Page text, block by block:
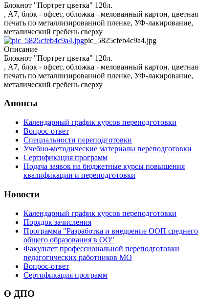
Блокнот "Портрет цветка" 120л.
, А7, блок - офсет, обложка - мелованный картон, цветная
печать по металлизированной пленке, УФ-лакирование,
металический гребень сверху
pic_5825cfeb4c9a4.jpg
Описание
Блокнот "Портрет цветка" 120л.
, А7, блок - офсет, обложка - мелованный картон, цветная
печать по металлизированной пленке, УФ-лакирование,
металический гребень сверху
Анонсы
Календарный график курсов переподготовки
Вопрос-ответ
Специальности переподготовки
Учебно-методические материалы переподготовки
Сертификация программ
Подача заявок на бюджетные курсы повышения
квалификации и переподготовки
Новости
Календарный график курсов переподготовки
Порядок зачисления
Программа "Разработка и внедрение ООП среднего
общего образования в ОО"
Факультет профессиональной переподготовки
педагогических работников МО
Вопрос-ответ
Сертификация программ
О ДПО